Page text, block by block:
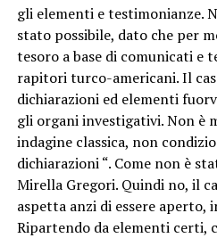
gli elementi e testimonianze.
stato possibile, dato che per
tesoro a base di comunicati e
rapitori turco-americani. Il
dichiarazioni ed elementi
gli organi investigativi. Non è
indagine classica, non
dichiarazioni “. Come non è
Mirella Gregori. Quindi no, il
aspetta anzi di essere aperto,
Ripartendo da elementi certi,